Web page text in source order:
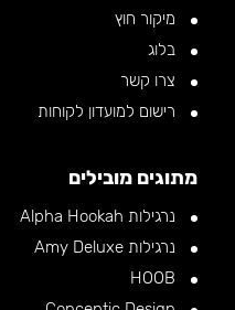
מיקור חוץ
בלוג
צרו קשר
רישום למועדון לקוחות
מתוגים מובילים
נרגילות Alpha Hookah
נרגילות Amy Deluxe